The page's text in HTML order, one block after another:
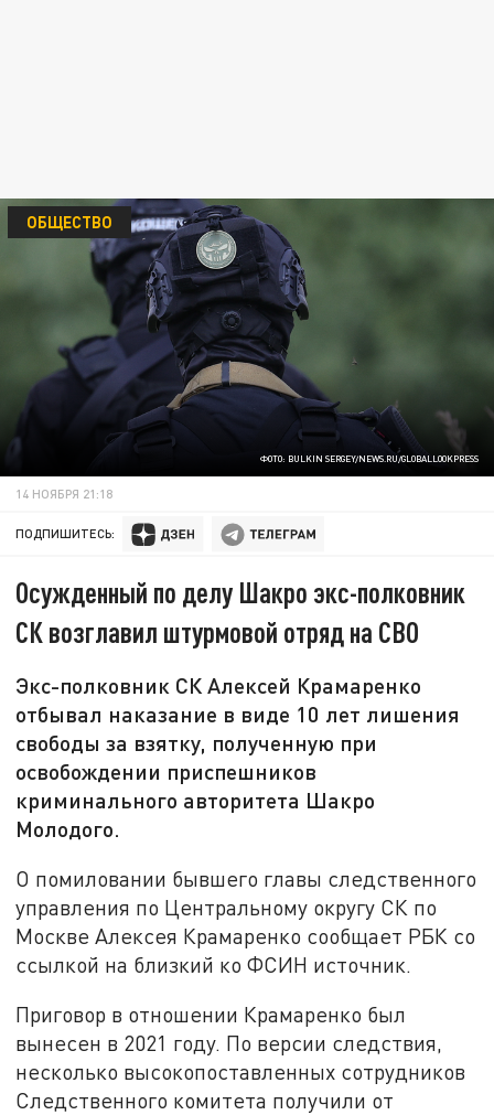
ФОТО: BULKIN SERGEY/NEWS.RU/GLOBALLOOKPRESS
ОБЩЕСТВО
14 НОЯБРЯ 21:18
ПОДПИШИТЕСЬ:
Осужденный по делу Шакро экс-полковник
СК возглавил штурмовой отряд на СВО
Экс-полковник СК Алексей Крамаренко
отбывал наказание в виде 10 лет лишения
свободы за взятку, полученную при
освобождении приспешников
криминального авторитета Шакро
Молодого.
О помиловании бывшего главы следственного
управления по Центральному округу СК по
Москве Алексея Крамаренко сообщает РБК со
ссылкой на близкий ко ФСИН источник.
Приговор в отношении Крамаренко был
вынесен в 2021 году. По версии следствия,
несколько высокопоставленных сотрудников
Следственного комитета получили от